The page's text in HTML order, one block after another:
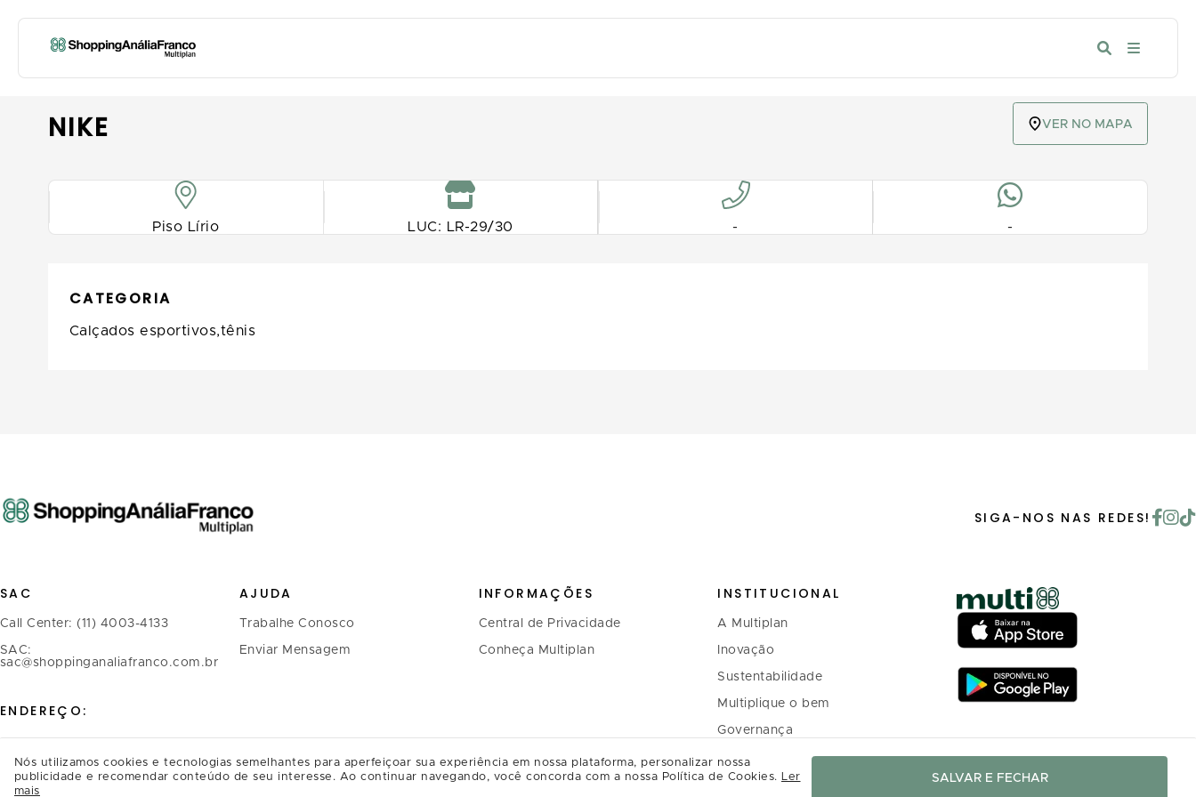
NIKE VER NO MAPA
Piso Lírio LUC: LR-29/30 - -
CATEGORIA
Calçados esportivos,tênis
SIGA-NOS NAS REDES!
SAC
Call Center: (11) 4003-4133
SAC:
sac@shoppinganaliafranco.com.br
ENDEREÇO:
Tatuapé
CEP.: 03342-900, São Paulo/SP
AJUDA
Trabalhe Conosco
Enviar Mensagem
INFORMAÇÕES
Central de Privacidade
Conheça Multiplan
INSTITUCIONAL
A Multiplan
Inovação
Sustentabilidade
Multiplique o bem
Governança
Relação com investidores
Regulamento Programa de
Nós utilizamos cookies e tecnologias semelhantes para aperfeiçoar sua experiência em nossa plataforma, personalizar nossa
publicidade e recomendar conteúdo de seu interesse. Ao continuar navegando, você concorda com a nossa Política de Cookies. Ler
mais
SALVAR E FECHAR